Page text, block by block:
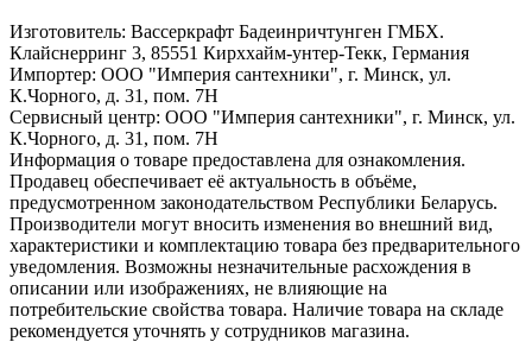
Изготовитель: Вассеркрафт Бадеинричтунген ГМБХ.
Клайснерринг 3, 85551 Кирххайм-унтер-Текк, Германия
Импортер: ООО "Империя сантехники", г. Минск, ул.
К.Чорного, д. 31, пом. 7Н
Сервисный центр: ООО "Империя сантехники", г. Минск, ул.
К.Чорного, д. 31, пом. 7Н
Информация о товаре предоставлена для ознакомления.
Продавец обеспечивает её актуальность в объёме,
предусмотренном законодательством Республики Беларусь.
Производители могут вносить изменения во внешний вид,
характеристики и комплектацию товара без предварительного
уведомления. Возможны незначительные расхождения в
описании или изображениях, не влияющие на
потребительские свойства товара. Наличие товара на складе
рекомендуется уточнять у сотрудников магазина.